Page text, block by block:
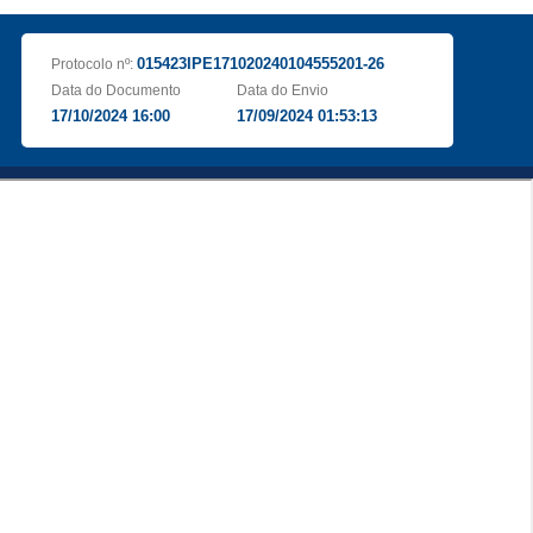
Protocolo nº: 015423IPE171020240104555201-26
Data do Documento
17/10/2024 16:00
Data do Envio
17/09/2024 01:53:13